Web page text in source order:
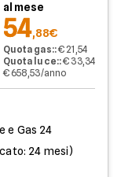
al mese
54,88€
Quota gas::€ 21,54
Quota luce::€ 33,34
€ 658,53/anno
e Gas 24
24 mesi)